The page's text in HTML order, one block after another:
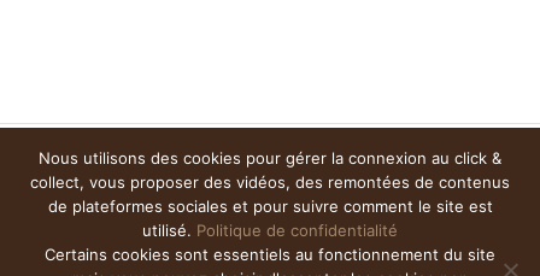
Nous utilisons des cookies pour gérer la connexion au click &
collect, vous proposer des vidéos, des remontées de contenus
de plateformes sociales et pour suivre comment le site est
utilisé. Politique de confidentialité
Certains cookies sont essentiels au fonctionnement du site